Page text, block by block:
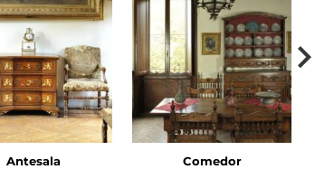
Antesala Comedor